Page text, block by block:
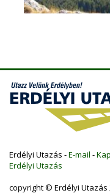
Erdélyi Utazás -E-mail -
Erdélyi Utazás
copyright © Erdélyi